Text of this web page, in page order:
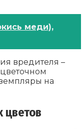
меди),
вредителя –
на
цветов